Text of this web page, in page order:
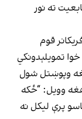
ته نور
قوم
تمویلېدونکي
وپوښتل شول
وویل: “ځکه
پرې لیکل نه